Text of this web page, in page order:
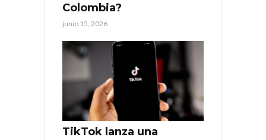
Colombia?
junio 15, 2026
TikTok lanza una